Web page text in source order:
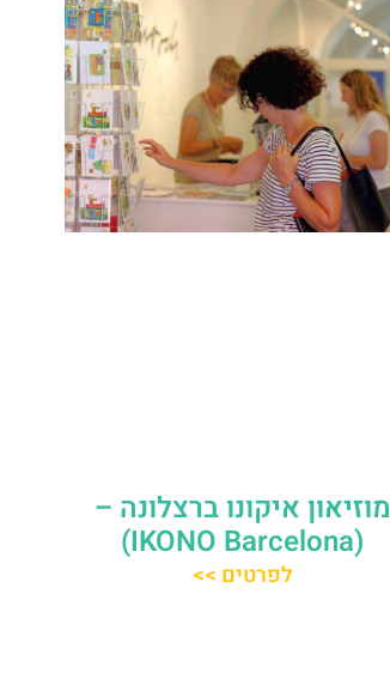
מוזיאון איקונו ברצלונה –
(IKONO Barcelona)
לפרטים >>